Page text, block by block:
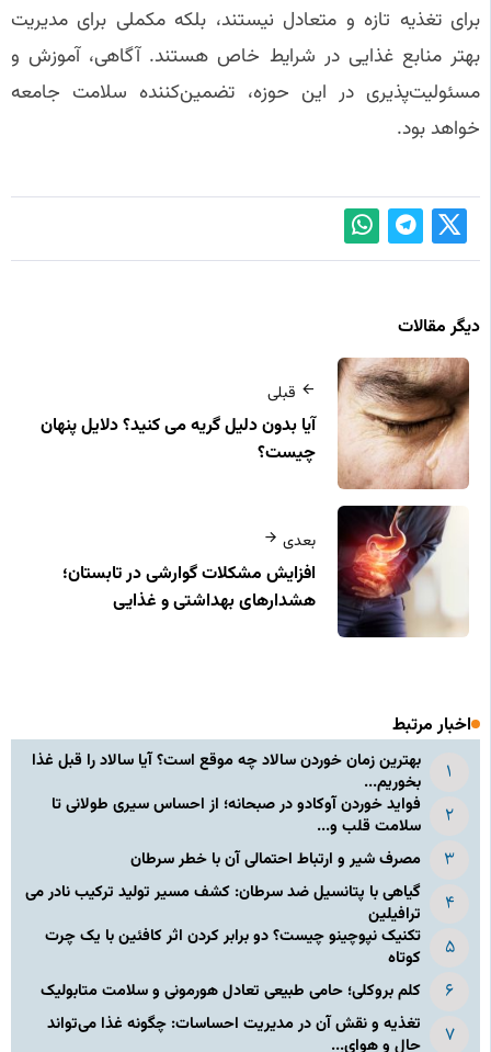
برای تغذیه تازه و متعادل نیستند، بلکه مکملی برای مدیریت
بهتر منابع غذایی در شرایط خاص هستند. آگاهی، آموزش و
مسئولیت‌پذیری در این حوزه، تضمین‌کننده سلامت جامعه
خواهد بود.
دیگر مقالات
قبلی
آیا بدون دلیل گریه می‌ کنید؟ دلایل پنهان
چیست؟
بعدی
افزایش مشکلات گوارشی در تابستان؛
هشدارهای بهداشتی و غذایی
اخبار مرتبط
بهترین زمان خوردن سالاد چه موقع است؟ آیا سالاد را قبل غذا
بخوریم...
فواید خوردن آوکادو در صبحانه؛ از احساس سیری طولانی تا
سلامت قلب و...
مصرف شیر و ارتباط احتمالی آن با خطر سرطان
گیاهی با پتانسیل ضد سرطان: کشف مسیر تولید ترکیب نادر می‌
ترافیلین
تکنیک نپوچینو چیست؟ دو برابر کردن اثر کافئین با یک چرت
کوتاه
کلم بروکلی؛ حامی طبیعی تعادل هورمونی و سلامت متابولیک
تغذیه و نقش آن در مدیریت احساسات: چگونه غذا می‌تواند
حال و هوای...